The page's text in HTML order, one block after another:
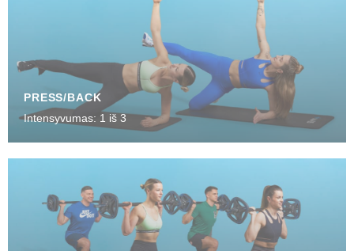
PRESS/BACK
Intensyvumas: 1 iš 3